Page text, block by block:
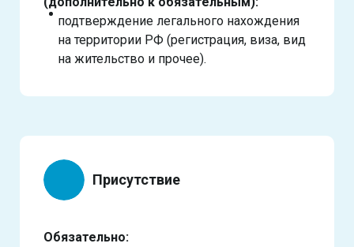
подтверждение легального нахождения
на территории РФ (регистрация, виза, вид
на жительство и прочее).
Присутствие
Обязательно: